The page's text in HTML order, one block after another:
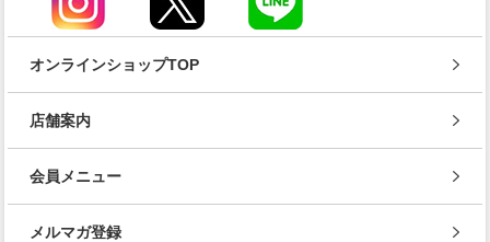
オンラインショップTOP
店舗案内
会員メニュー
メルマガ登録